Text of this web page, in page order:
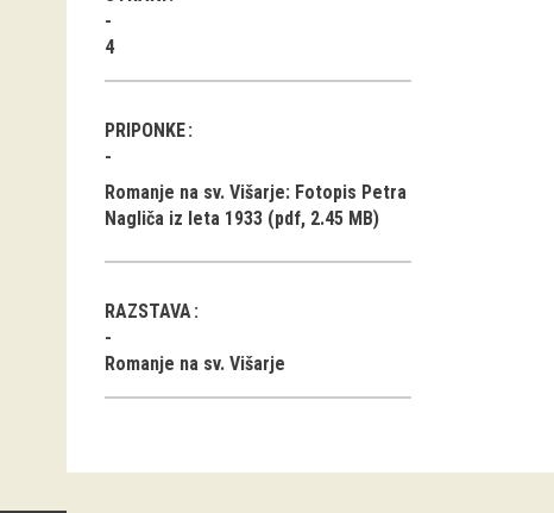
4
PRIPONKE
Romanje na sv. Višarje: Fotopis Petra
Nagliča iz leta 1933 (pdf, 2.45 MB)
RAZSTAVA
Romanje na sv. Višarje